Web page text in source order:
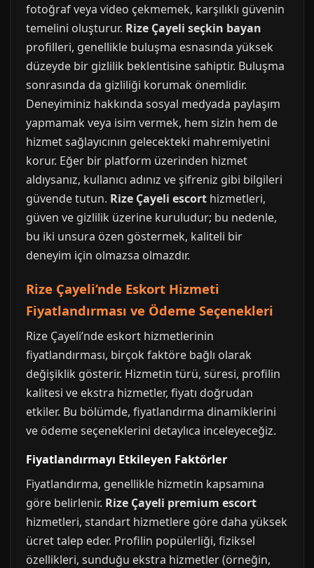
fotoğraf veya video çekmemek, karşılıklı güvenin
temelini oluşturur. Rize Çayeli seçkin bayan
profilleri, genellikle buluşma esnasında yüksek
düzeyde bir gizlilik beklentisine sahiptir. Buluşma
sonrasında da gizliliği korumak önemlidir.
Deneyiminiz hakkında sosyal medyada paylaşım
yapmamak veya isim vermek, hem sizin hem de
hizmet sağlayıcının gelecekteki mahremiyetini
korur. Eğer bir platform üzerinden hizmet
aldıysanız, kullanıcı adınız ve şifreniz gibi bilgileri
güvende tutun. Rize Çayeli escort hizmetleri,
güven ve gizlilik üzerine kuruludur; bu nedenle,
bu iki unsura özen göstermek, kaliteli bir
deneyim için olmazsa olmazdır.
Rize Çayeli’nde Eskort Hizmeti
Fiyatlandırması ve Ödeme Seçenekleri
Rize Çayeli’nde eskort hizmetlerinin
fiyatlandırması, birçok faktöre bağlı olarak
değişiklik gösterir. Hizmetin türü, süresi, profilin
kalitesi ve ekstra hizmetler, fiyatı doğrudan
etkiler. Bu bölümde, fiyatlandırma dinamiklerini
ve ödeme seçeneklerini detaylıca inceleyeceğiz.
Fiyatlandırmayı Etkileyen Faktörler
Fiyatlandırma, genellikle hizmetin kapsamına
göre belirlenir. Rize Çayeli premium escort
hizmetleri, standart hizmetlere göre daha yüksek
ücret talep eder. Profilin popülerliği, fiziksel
özellikleri, sunduğu ekstra hizmetler (örneğin,